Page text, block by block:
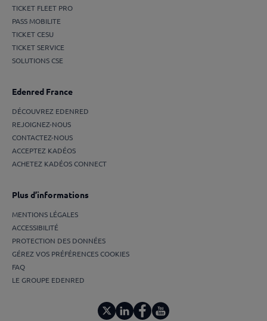
TICKET FLEET PRO
PASS MOBILITE
TICKET CESU
TICKET SERVICE
SOLUTIONS CSE
Edenred France
DÉCOUVREZ EDENRED
REJOIGNEZ-NOUS
CONTACTEZ-NOUS
ACCEPTEZ KADÉOS
ACHETEZ KADÉOS CONNECT
Plus d’informations
MENTIONS LÉGALES
ACCESSIBILITÉ
PROTECTION DES DONNÉES
GÉREZ VOS PRÉFÉRENCES COOKIES
FAQ
LE GROUPE EDENRED